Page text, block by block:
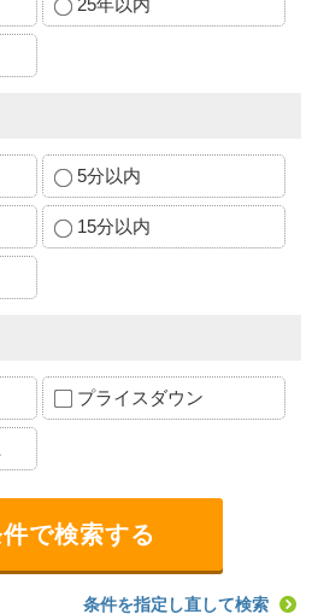
25年以内
5分以内
15分以内
プライスダウン
条件を指定し直して検索